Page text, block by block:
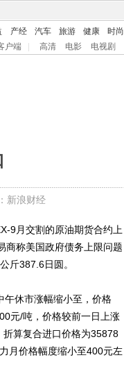
产经 汽车 旅游 健康 时尚
户端 高清 电影 电视剧
新浪财经
9月交割的原油期货合约上
商称美国政府债务上限问题
斤387.6日圆。
休市涨幅缩小至，价格
元/吨，价格较前一日上涨
算复合进口价格为35878
月价格幅度缩小至400元左